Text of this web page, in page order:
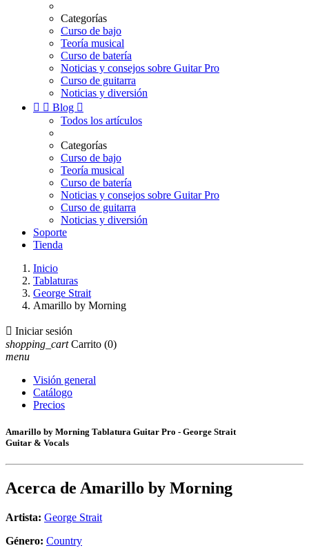
Categorías
Curso de bajo
Teoría musical
Curso de batería
Noticias y consejos sobre Guitar Pro
Curso de guitarra
Noticias y diversión
  Blog 
Todos los artículos
Categorías
Curso de bajo
Teoría musical
Curso de batería
Noticias y consejos sobre Guitar Pro
Curso de guitarra
Noticias y diversión
Soporte
Tienda
Inicio
Tablaturas
George Strait
Amarillo by Morning
 Iniciar sesión
shopping_cart Carrito (0)
menu
Visión general
Catálogo
Precios
Amarillo by Morning Tablatura Guitar Pro - George Strait
Guitar & Vocals
Acerca de Amarillo by Morning
Artista: George Strait
Género: Country